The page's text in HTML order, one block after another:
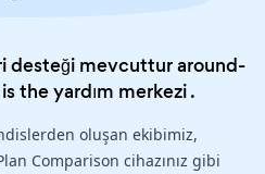
desteği mevcuttur around-
theyardım merkezi.
oluşan ekibimiz,
Comparison cihazınız gibi